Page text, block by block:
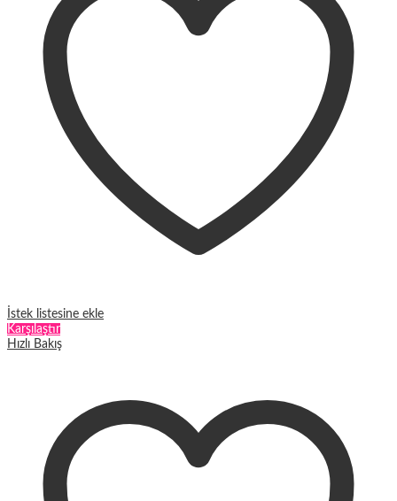
ürün
sayfasından
seçilebilir
İstek listesine ekle
Karşılaştır
Hızlı Bakış